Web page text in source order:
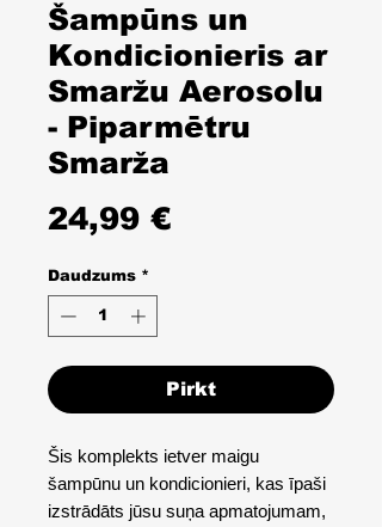
Šampūns un
Kondicionieris ar
Smaržu Aerosolu
- Piparmētru
Smarža
24,99 €Cena
Daudzums *
Pirkt
Šis komplekts ietver maigu
šampūnu un kondicionieri, kas īpaši
izstrādāts jūsu suņa apmatojumam,